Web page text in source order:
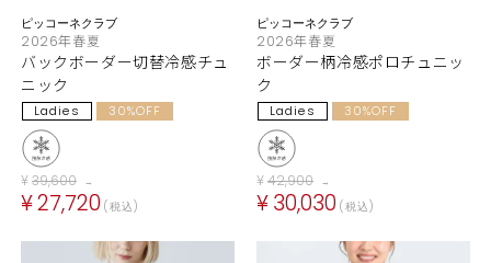
ピッコーネクラブ
2026年春夏
バックボーダー切替冷感チュ
ニック
Ladies 30%OFF
¥39,600 →
¥27,720 税込
ピッコーネクラブ
2026年春夏
ボーダー柄冷感ポロチュニッ
ク
Ladies 30%OFF
¥42,900 →
¥30,030 税込